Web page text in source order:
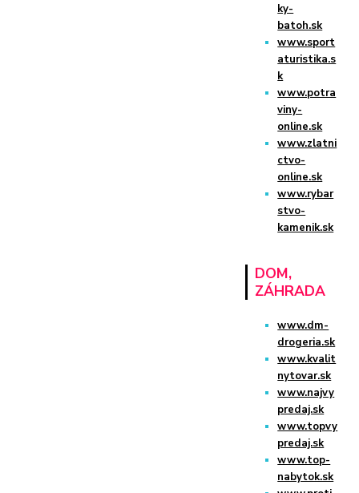
ky-
batoh.sk
www.sport
aturistika.s
k
www.potra
viny-
online.sk
www.zlatni
ctvo-
online.sk
www.rybar
stvo-
kamenik.sk
DOM,
ZÁHRADA
www.dm-
drogeria.sk
www.kvalit
nytovar.sk
www.najvy
predaj.sk
www.topvy
predaj.sk
www.top-
nabytok.sk